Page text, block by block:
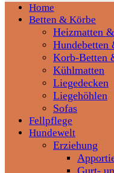
Home
Betten & Körbe
Heizmatten
Hundebetten
Korb-Betten
Kühlmatten
Liegedecken
Liegehöhlen
Sofas
Fellpflege
Hundewelt
Erziehung